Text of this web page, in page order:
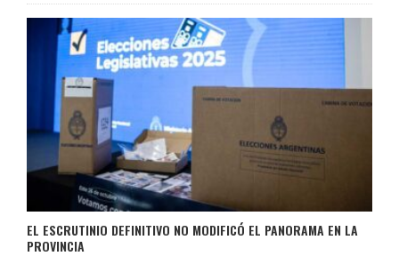
EL ESCRUTINIO DEFINITIVO NO MODIFICÓ EL PANORAMA EN LA
PROVINCIA